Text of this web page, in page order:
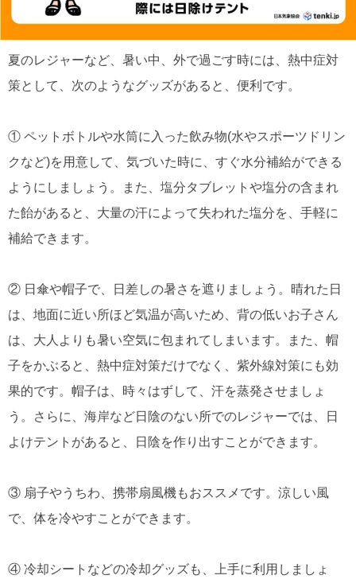
夏のレジャーなど、暑い中、外で過ごす時には、熱中症対
策として、次のようなグッズがあると、便利です。
① ペットボトルや水筒に入った飲み物(水やスポーツドリン
クなど)を用意して、気づいた時に、すぐ水分補給ができる
ようにしましょう。また、塩分タブレットや塩分の含まれ
た飴があると、大量の汗によって失われた塩分を、手軽に
補給できます。
② 日傘や帽子で、日差しの暑さを遮りましょう。晴れた日
は、地面に近い所ほど気温が高いため、背の低いお子さん
は、大人よりも暑い空気に包まれてしまいます。また、帽
子をかぶると、熱中症対策だけでなく、紫外線対策にも効
果的です。帽子は、時々はずして、汗を蒸発させましょ
う。さらに、海岸など日陰のない所でのレジャーでは、日
よけテントがあると、日陰を作り出すことができます。
③ 扇子やうちわ、携帯扇風機もおススメです。涼しい風
で、体を冷やすことができます。
④ 冷却シートなどの冷却グッズも、上手に利用しましょ